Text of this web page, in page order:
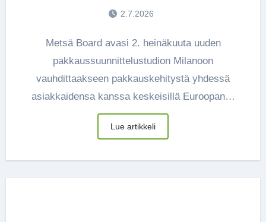
2.7.2026
Metsä Board avasi 2. heinäkuuta uuden
pakkaussuunnittelustudion Milanoon
vauhdittaakseen pakkauskehitystä yhdessä
asiakkaidensa kanssa keskeisillä Euroopan…
Lue artikkeli